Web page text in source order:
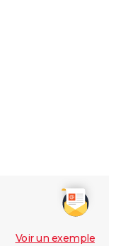
Voir un exemple